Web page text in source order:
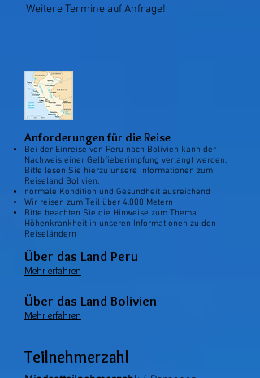
Weitere Termine auf Anfrage!
Anforderungen für die Reise
Bei der Einreise von Peru nach Bolivien kann der
Nachweis einer Gelbfieberimpfung verlangt werden.
Bitte lesen Sie hierzu unsere Informationen zum
Reiseland Bolivien.
normale Kondition und Gesundheit ausreichend
Wir reisen zum Teil über 4.000 Metern
Bitte beachten Sie die Hinweise zum Thema
Höhenkrankheit in unseren Informationen zu den
Reiseländern
Über das Land Peru
Mehr erfahren
Über das Land Bolivien
Mehr erfahren
Teilnehmerzahl